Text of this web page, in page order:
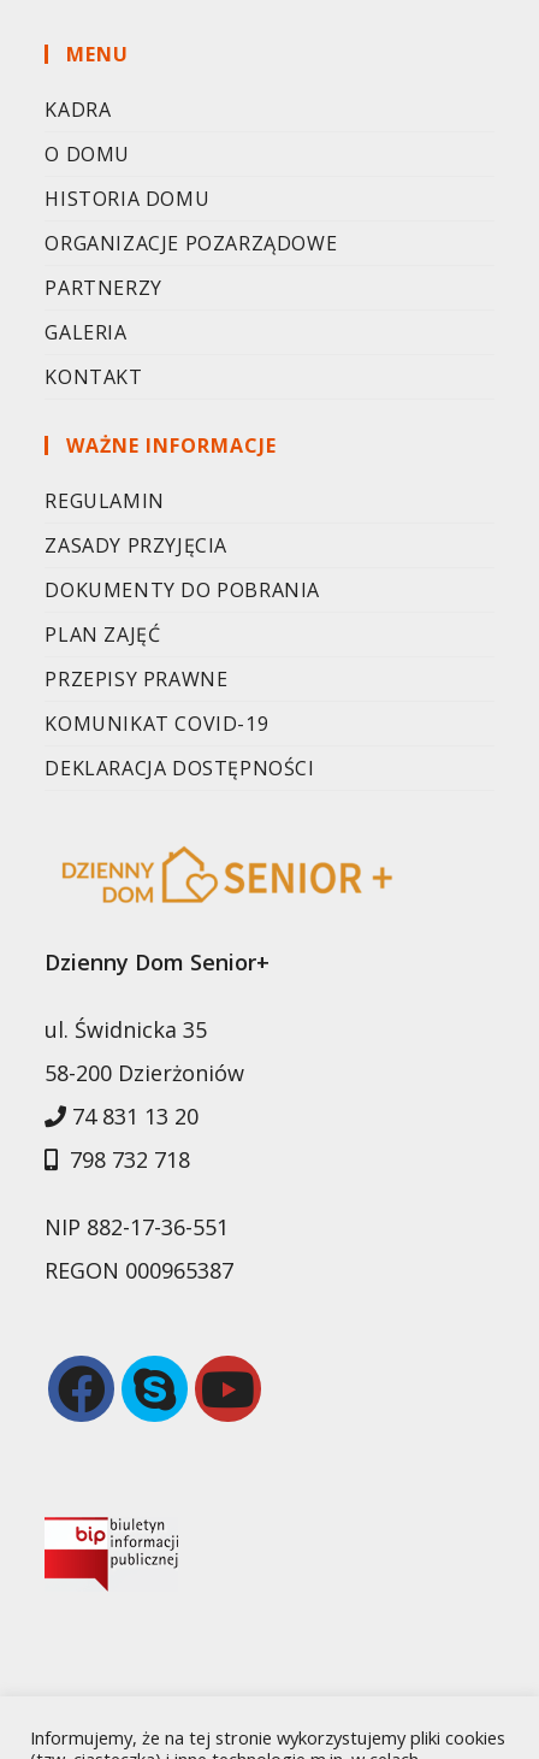
MENU
KADRA
O DOMU
HISTORIA DOMU
ORGANIZACJE POZARZĄDOWE
PARTNERZY
GALERIA
KONTAKT
WAŻNE INFORMACJE
REGULAMIN
ZASADY PRZYJĘCIA
DOKUMENTY DO POBRANIA
PLAN ZAJĘĆ
PRZEPISY PRAWNE
KOMUNIKAT COVID-19
DEKLARACJA DOSTĘPNOŚCI
Dzienny Dom Senior+
ul. Świdnicka 35
58-200 Dzierżoniów
74 831 13 20
798 732 718
NIP 882-17-36-551
REGON 000965387
a
new
your
application
Informujemy, że na tej stronie wykorzystujemy pliki cookies